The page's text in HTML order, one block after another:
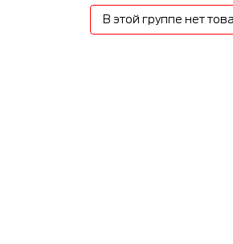
В этой группе нет